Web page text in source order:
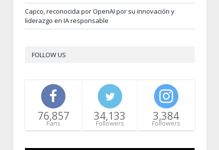
Capco, reconocida por OpenAI por su innovación y
liderazgo en IA responsable
FOLLOW US
76,857
Fans
34,133
Followers
3,384
Followers